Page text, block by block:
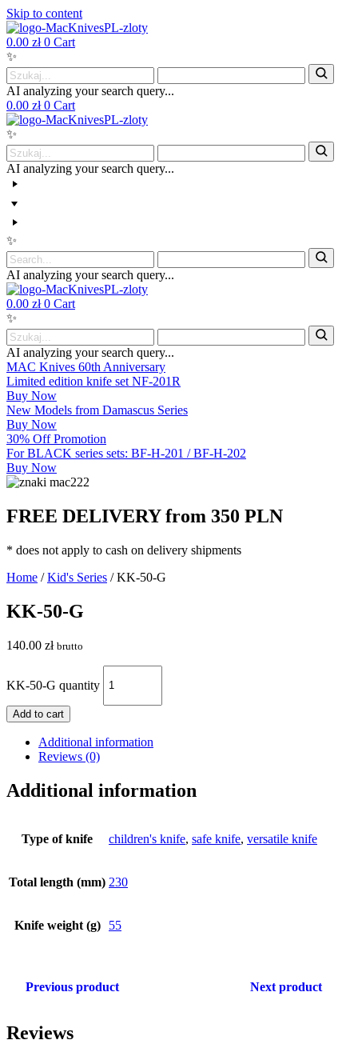
Skip to content
0.00 zł 0 Cart
✨
AI analyzing your search query...
0.00 zł 0 Cart
✨
AI analyzing your search query...
✨
AI analyzing your search query...
0.00 zł 0 Cart
✨
AI analyzing your search query...
MAC Knives 60th Anniversary
Limited edition knife set NF-201R
Buy Now
New Models from Damascus Series
Buy Now
30% Off Promotion
For BLACK series sets: BF-H-201 / BF-H-202
Buy Now
FREE DELIVERY from 350 PLN
* does not apply to cash on delivery shipments
Home /Kid's Series / KK-50-G
KK-50-G
140.00 zł brutto
KK-50-G quantity
Add to cart
Additional information
Reviews (0)
Additional information
Type of knife children's knife, safe knife, versatile knife
Total length (mm) 230
Knife weight (g) 55
Previous product Next product
Reviews